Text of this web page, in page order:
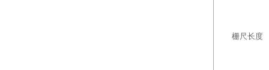
栅尺长度